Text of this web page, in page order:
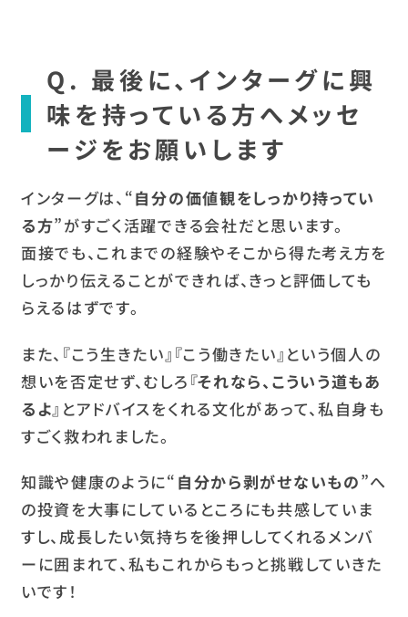
Q. 最後に、インターグに興
味を持っている方へメッセ
ージをお願いします
インターグは、“自分の価値観をしっかり持ってい
る方”がすごく活躍できる会社だと思います。
面接でも、これまでの経験やそこから得た考え方を
しっかり伝えることができれば、きっと評価しても
らえるはずです。
また、『こう生きたい』『こう働きたい』という個人の
想いを否定せず、むしろ『それなら、こういう道もあ
るよ』とアドバイスをくれる文化があって、私自身も
すごく救われました。
知識や健康のように“ 自分から剥がせないもの”へ
の投資を大事にしているところにも共感していま
すし、成長したい気持ちを後押ししてくれるメンバ
ーに囲まれて、私もこれからもっと挑戦していきた
いです！